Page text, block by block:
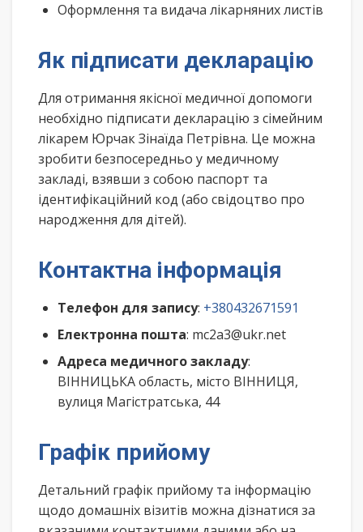
Оформлення та видача лікарняних листів
Як підписати декларацію
Для отримання якісної медичної допомоги
необхідно підписати декларацію з сімейним
лікарем Юрчак Зінаїда Петрівна. Це можна
зробити безпосередньо у медичному
закладі, взявши з собою паспорт та
ідентифікаційний код (або свідоцтво про
народження для дітей).
Контактна інформація
Телефон для запису: +380432671591
Електронна пошта: mc2a3@ukr.net
Адреса медичного закладу:
ВІННИЦЬКА область, місто ВІННИЦЯ,
вулиця Магістратська, 44
Графік прийому
Детальний графік прийому та інформацію
щодо домашніх візитів можна дізнатися за